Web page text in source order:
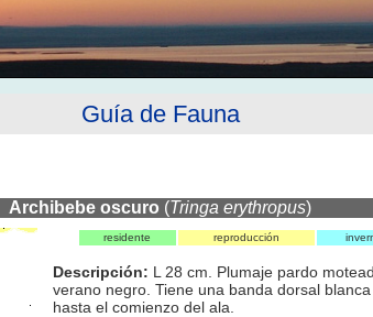
Guía de Fauna
Archibebe oscuro (Tringa erythropus)
residente reproducción
Descripción: L 28 cm. Plumaje pardo
verano negro. Tiene una banda dorsal
hasta el comienzo del ala.